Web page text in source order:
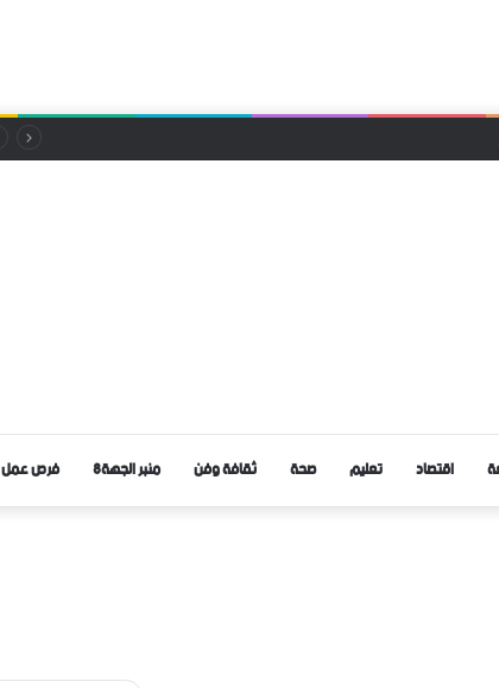
حضورها وقربها من الساكنة
اقتصاد تعليم صحة ثقافة وفن منبر الجهة8 فرص